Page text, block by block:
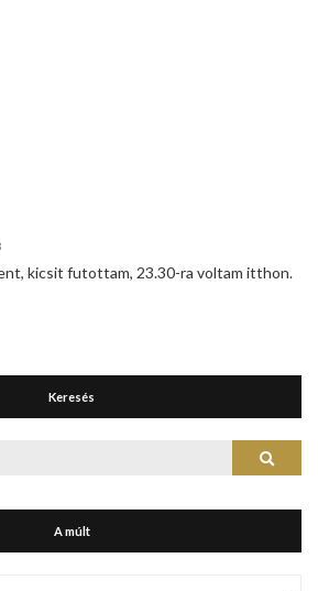
kicsit futottam, 23.30-ra voltam itthon.
Keresés
Search
A múlt